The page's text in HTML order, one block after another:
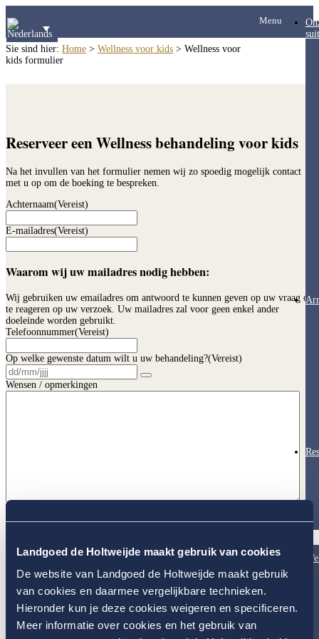
Landgoed de Holtweijde maakt gebruik van cookies
De website van Landgoed de Holtweijde maakt gebruik
van cookies en daarmee vergelijkbare technieken.
Hieronder kun je deze cookies weigeren en specificeren.
Meer informatie over cookies en het gebruik van
Menu
Sie sind hier: Home > Wellness voor kids > Wellness voor
kids formulier
Reserveer een Wellness behandeling voor kids
Na het invullen van het formulier nemen wij zo spoedig mogelijk contact
met u op om de boeking te bespreken.
Achternaam(Vereist)
E-mailadres(Vereist)
Waarom wij uw mailadres nodig hebben:
Wij gebruiken uw emailadres om antwoord te kunnen geven op uw vraag of
te reageren op uw verzoek. Uw mailadres zal voor geen enkel ander
doeleinde worden gebruikt.
Telefoonnummer(Vereist)
Op welke gewenste datum wilt u uw behandeling?(Vereist)
Wensen / opmerkingen
Verzenden